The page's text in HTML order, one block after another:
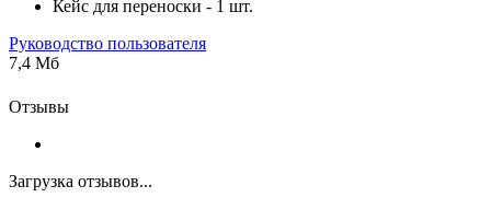
Кейс для переноски - 1 шт.
Руководство пользователя
7,4 Мб
Отзывы
Загрузка отзывов...